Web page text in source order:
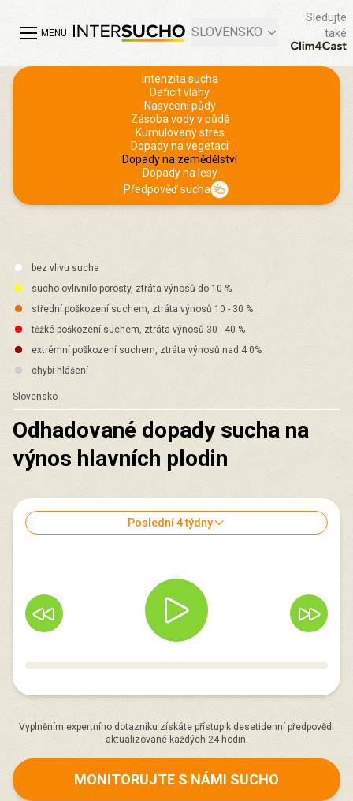
MENU SLOVENSKO
Sledujte
také
Intenzita sucha
Deficit vláhy
Nasycení půdy
Zásoba vody v půdě
Kumulovaný stres
Dopady na vegetaci
Dopady na zemědělství
Dopady na lesy
Předpověď sucha
bez vlivu sucha
sucho ovlivnilo porosty, ztráta výnosů do 10 %
střední poškození suchem, ztráta výnosů 10 - 30 %
těžké poškození suchem, ztráta výnosů 30 - 40 %
extrémní poškození suchem, ztráta výnosů nad 4 0%
chybí hlášení
Slovensko
Odhadované dopady sucha na
výnos hlavních plodin
Poslední 4 týdny
Vyplněním expertního dotazníku získáte přístup k desetidenní předpovědi
aktualizované každých 24 hodin.
MONITORUJTE S NÁMI SUCHO